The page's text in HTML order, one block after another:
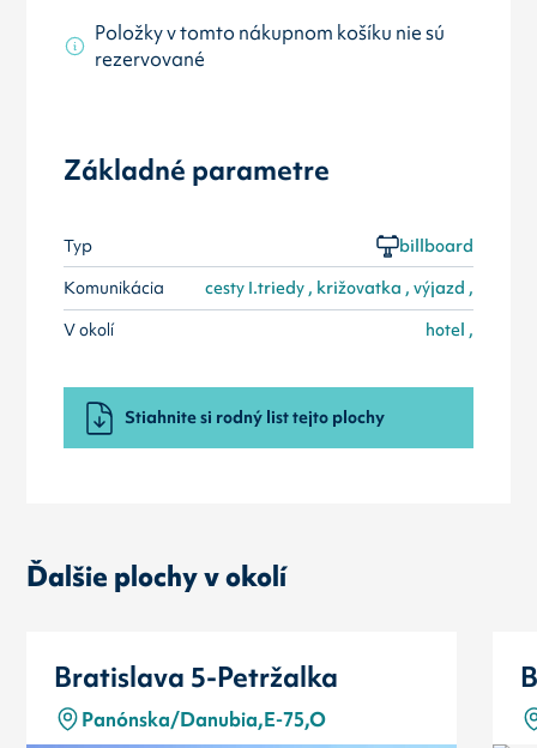
Položky v tomto nákupnom košíku nie sú
rezervované
Základné parametre
Typ
billboard
Komunikácia
cesty I.triedy , križovatka , výjazd ,
V okolí
hotel ,
Stiahnite si rodný list tejto plochy
Ďalšie plochy v okolí
Bratislava 5-Petržalka
Panónska/Danubia,E-75,O